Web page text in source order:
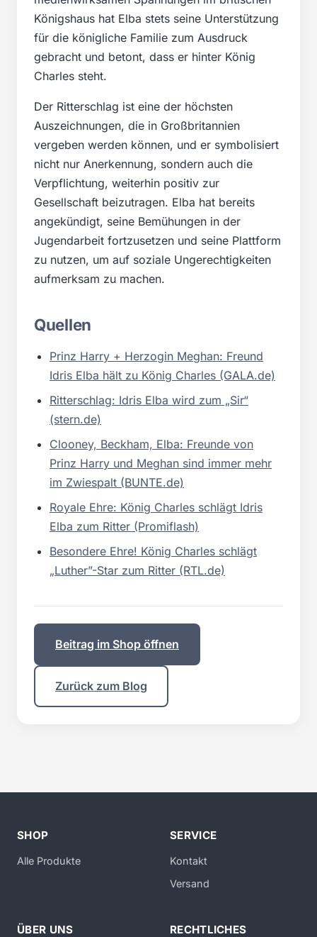
Königshaus hat Elba stets seine Unterstützung
für die königliche Familie zum Ausdruck
gebracht und betont, dass er hinter König
Charles steht.
Der Ritterschlag ist eine der höchsten
Auszeichnungen, die in Großbritannien
vergeben werden können, und er symbolisiert
nicht nur Anerkennung, sondern auch die
Verpflichtung, weiterhin positiv zur
Gesellschaft beizutragen. Elba hat bereits
angekündigt, seine Bemühungen in der
Jugendarbeit fortzusetzen und seine Plattform
zu nutzen, um auf soziale Ungerechtigkeiten
aufmerksam zu machen.
Quellen
Prinz Harry + Herzogin Meghan: Freund
Idris Elba hält zu König Charles (GALA.de)
Ritterschlag: Idris Elba wird zum „Sir“
(stern.de)
Clooney, Beckham, Elba: Freunde von
Prinz Harry und Meghan sind immer mehr
im Zwiespalt (BUNTE.de)
Royale Ehre: König Charles schlägt Idris
Elba zum Ritter (Promiflash)
Besondere Ehre! König Charles schlägt
„Luther”-Star zum Ritter (RTL.de)
Beitrag im Shop öffnen
Zurück zum Blog
SHOP
Alle Produkte
SERVICE
Kontakt
Versand
ÜBER UNS RECHTLICHES